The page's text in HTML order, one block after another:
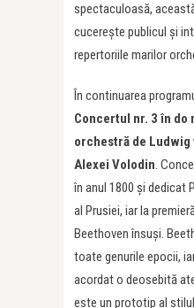
spectaculoasă,
cucerește publicul și
repertoriile marilor
În continuarea
Concertul nr. 3 în do
orchestră de Ludwig
Alexei Volodin.
în anul 1800 și dedicat
al Prusiei, iar la
Beethoven însuși.
toate genurile epocii,
acordat o deosebită
este un prototip al